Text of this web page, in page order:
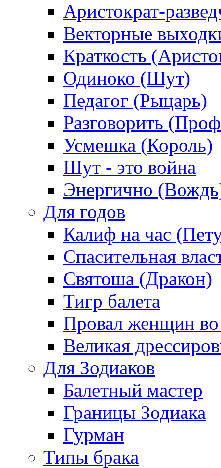
Аристократ-
Векторные
Краткость
Одиноко (Шут)
Педагог (Рыцарь)
Разговорить
Усмешка (Король)
Шут - это война
Энергично
Для годов
Калиф на час
Спасительная
Святоша (Дракон)
Тигр балета
Провал женщин во
Великая
Для Зодиаков
Балетный мастер
Границы Зодиака
Гурман
Типы брака